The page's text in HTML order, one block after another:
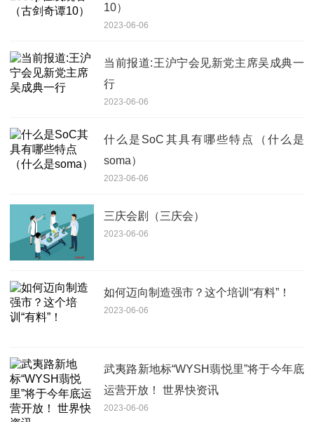
10）
2023-06-06
当前报道:王沪宁会见新党主席吴成典一
行
2023-06-06
什么是SoC其具有哪些特点（什么是
soma）
2023-06-06
三庆会剧（三庆会）
2023-06-06
如何迈向制造强市？这个培训“有料”！
2023-06-06
武夷路新地标“WYSH翡悦里”将于今年底
运营开放！ 世界快资讯
2023-06-06